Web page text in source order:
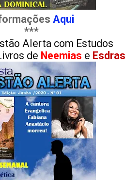
Aqui
***
Alerta com Estudos
de Neemias e Esdras